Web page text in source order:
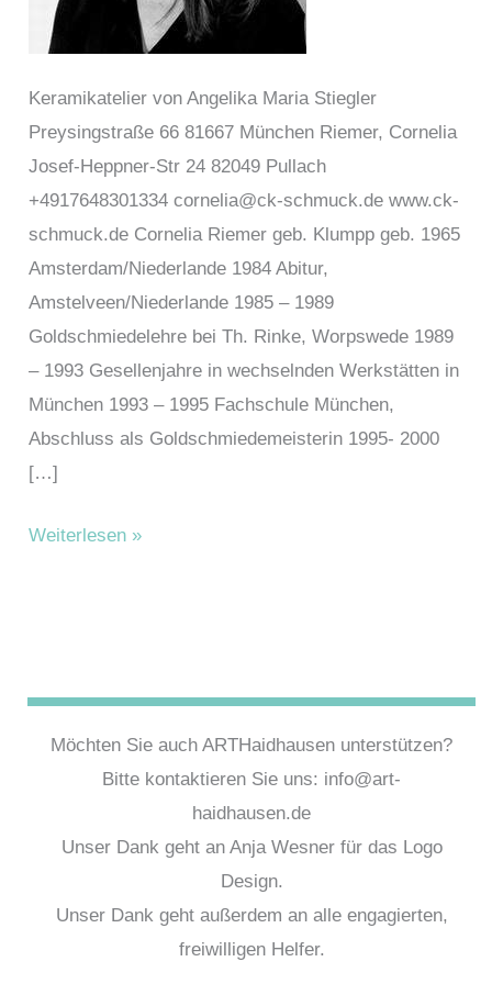
Keramikatelier von Angelika Maria Stiegler
Preysingstraße 66 81667 München Riemer, Cornelia
Josef-Heppner-Str 24 82049 Pullach
+4917648301334 cornelia@ck-schmuck.de www.ck-
schmuck.de Cornelia Riemer geb. Klumpp geb. 1965
Amsterdam/Niederlande 1984 Abitur,
Amstelveen/Niederlande 1985 – 1989
Goldschmiedelehre bei Th. Rinke, Worpswede 1989
– 1993 Gesellenjahre in wechselnden Werkstätten in
München 1993 – 1995 Fachschule München,
Abschluss als Goldschmiedemeisterin 1995- 2000
[…]
Riemer,
Weiterlesen »
Möchten Sie auch ARTHaidhausen unterstützen?
Bitte kontaktieren Sie uns: info@art-
haidhausen.de
Unser Dank geht an Anja Wesner für das Logo
Design.
Unser Dank geht außerdem an alle engagierten,
freiwilligen Helfer.